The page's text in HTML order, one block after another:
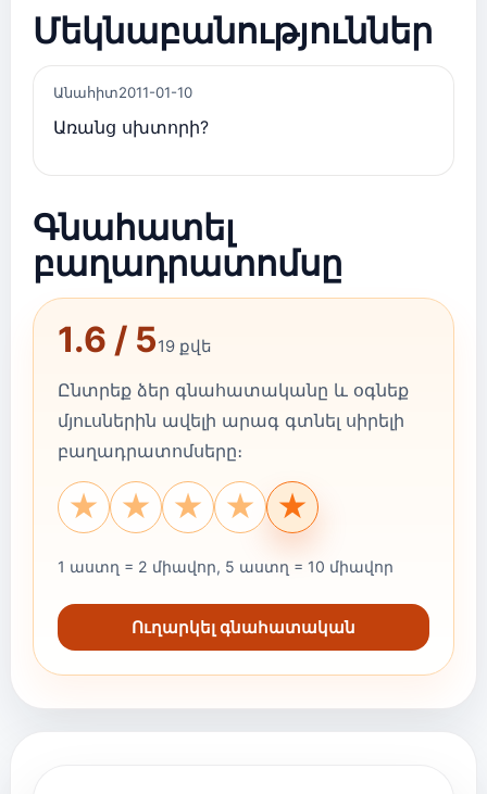
Մեկնաբանություններ
Անահիտ2011-01-10
Առանց սխտորի?
Գնահատել
բաղադրատոմսը
1.6 / 519 քվե
Ընտրեք ձեր գնահատականը և օգնեք
մյուսներին ավելի արագ գտնել սիրելի
բաղադրատոմսերը։
★
★
★
★
★
1 աստղ = 2 միավոր, 5 աստղ = 10 միավոր
Ուղարկել գնահատական